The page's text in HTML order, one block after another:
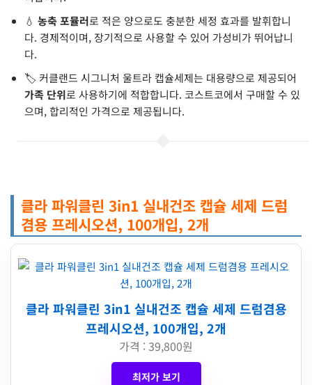
💧 농축 포뮬러로 적은 양으로도 충분한 세정 효과를 발휘합니
다. 경제적이며, 장기적으로 사용할 수 있어 가성비가 뛰어납니
다.
🏷️ 커클랜드 시그니처 울트라 캡슐세제는 대용량으로 제공되어
가족 단위로 사용하기에 적합합니다. 코스트코에서 구매할 수 있
으며, 합리적인 가격으로 제공됩니다.
클라 파워클린 3in1 실내건조 캡슐 세제 드럼
겸용 프레시오션, 100개입, 2개
클라 파워클린 3in1 실내건조 캡슐 세제 드럼겸용
프레시오션, 100개입, 2개
가격 : 39,800원
최저가 보기